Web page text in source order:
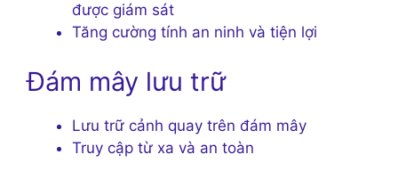
được giám sát
Tăng cường tính an ninh và tiện lợi
Đám mây lưu trữ
Lưu trữ cảnh quay trên đám mây
Truy cập từ xa và an toàn